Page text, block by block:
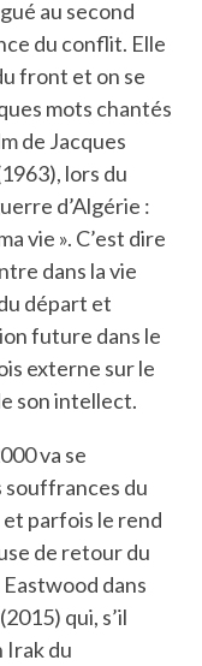
au second
du conflit. Elle
front et on se
mots chantés
de Jacques
lors du
d’Algérie :
vie ». C’est dire
dans la vie
départ et
future dans le
externe sur le
son intellect.
va se
souffrances du
parfois le rend
de retour du
dans
qui, s’il
Irak du